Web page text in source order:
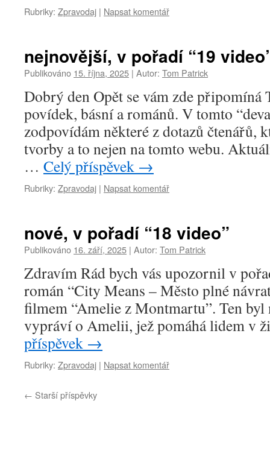
Rubriky: Zpravodaj | Napsat komentář
nejnovější, v pořadí “19
Publikováno 15. října, 2025 | Autor: Tom Patrick
Dobrý den Opět se vám zde připomíná
povídek, básní a románů. V tomto
zodpovídám některé z dotazů čtenářů,
tvorby a to nejen na tomto webu.
… Celý příspěvek →
Rubriky: Zpravodaj | Napsat komentář
nové, v pořadí “18 video”
Publikováno 16. září, 2025 | Autor: Tom Patrick
Zdravím Rád bych vás upozornil v
román “City Means – Město plné
filmem “Amelie z Montmartu”. Ten byl
vypráví o Amelii, jež pomáhá lidem v
příspěvek →
Rubriky: Zpravodaj | Napsat komentář
← Starší příspěvky